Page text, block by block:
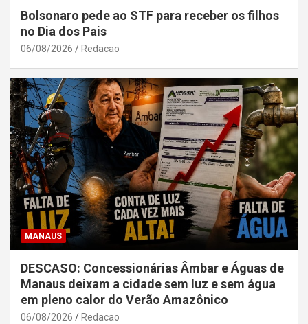
Bolsonaro pede ao STF para receber os filhos
no Dia dos Pais
06/08/2026 Redacao
MANAUS
DESCASO: Concessionárias Âmbar e Águas de
Manaus deixam a cidade sem luz e sem água
em pleno calor do Verão Amazônico
06/08/2026 Redacao